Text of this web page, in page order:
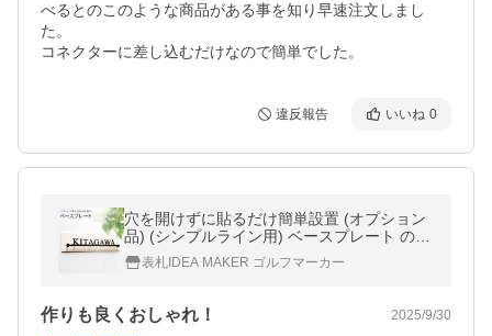
べるとのこのような商品がある事を知り早速注文しまし
た。
コネクターに差し込むだけなので簡単でした。
違反報告 いいね 0
穴を開けずに貼るだけ簡単設置 (オプション
品) (シンプルライン用) ベースプレート のみ
(表札本体は別途ご購入下さい) 横幅240〜4
40ｍｍ対応 iron-base01
表札IDEA MAKER ゴルフマーカー
作りも良くおしゃれ！ 2025/9/30